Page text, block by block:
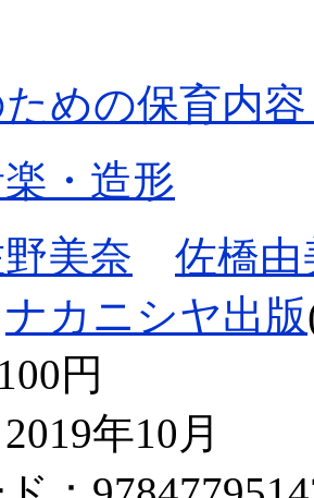
ための保育内
・造形
美奈
佐橋由
ナカニシヤ出版
円
年10月